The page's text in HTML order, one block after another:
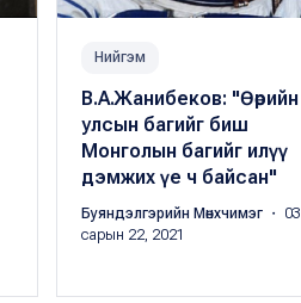
Нийгэм
В.А.Жанибеков: "Өөрийн
улсын багийг биш
Монголын багийг илүү
дэмжих үе ч байсан"
Буяндэлгэрийн Мөнхчимэг ・ 03
сарын 22, 2021